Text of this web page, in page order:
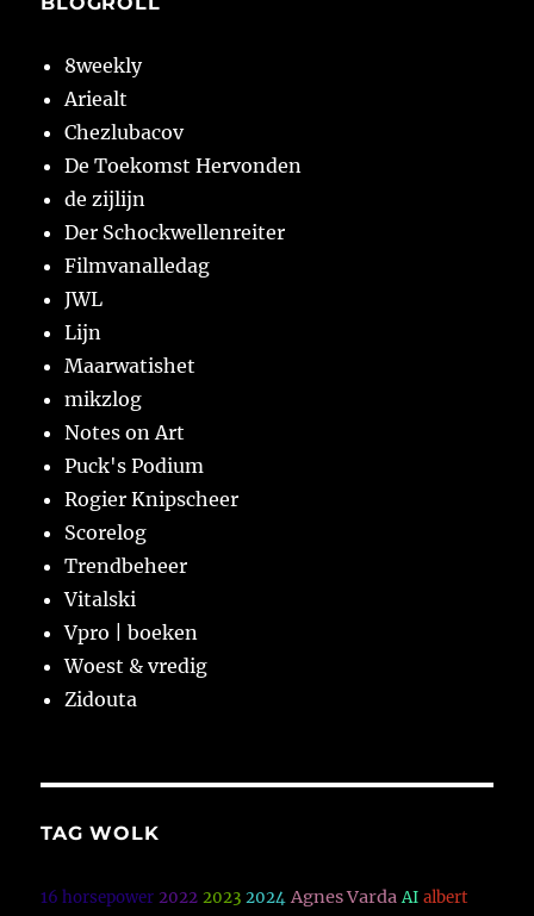
8weekly
Ariealt
Chezlubacov
De Toekomst Hervonden
de zijlijn
Der Schockwellenreiter
Filmvanalledag
JWL
Lijn
Maarwatishet
mikzlog
Notes on Art
Puck's Podium
Rogier Knipscheer
Scorelog
Trendbeheer
Vitalski
Vpro | boeken
Woest & vredig
Zidouta
TAG WOLK
16 horsepower 2022 2023 2024 Agnes Varda AI albert